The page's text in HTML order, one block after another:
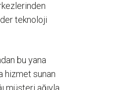
teknoloji
bu yana
hizmet sunan
müşteri ağıyla